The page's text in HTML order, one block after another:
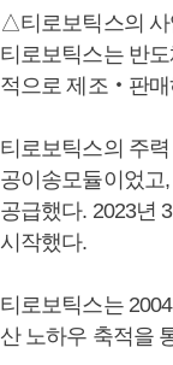
△티로보틱스의 사
티로보틱스는 반
적으로 제조‧판매
티로보틱스의 주
공이송모듈이었고
공급했다. 2023년
시작했다.
티로보틱스는
산 노하우 축적을